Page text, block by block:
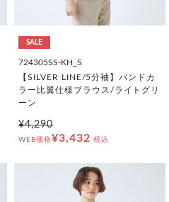
SALE
724305SS-KH_S
【SILVER LINE/5分袖】バンドカ
ラー比翼仕様ブラウス/ライトグリ
ーン
¥4,290
WEB価格¥3,432 税込